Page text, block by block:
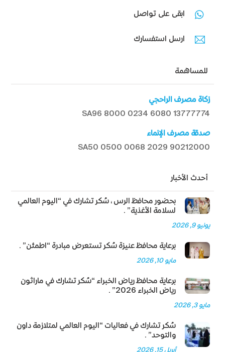
ابقى على تواصل
ارسل استفسارك
للمساهمة
زكاة مصرف الراحجي
SA96 8000 0234 6080 13777774
صدقة مصرف الإنماء
SA50 0500 0068 2029 90212000
أحدث الأخبار
بحضور محافظ الرس، سُكر تشارك في “اليوم العالمي
لسلامة الأغذية”.
يونيو 9, 2026
برعاية محافظ عنيزة سُكر تستعرض مبادرة “اطمئن”.
مايو 10, 2026
برعاية محافظ رياض الخبراء “سُكر تشارك في ماراثون
رياض الخبراء 2026”.
مايو 3, 2026
سُكر تشارك في فعاليات “اليوم العالمي لمتلازمة داون
والتوحد”.